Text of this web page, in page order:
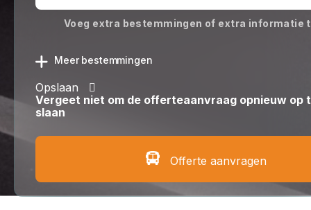
Voeg extra bestemmingen of extra informatie
Meer bestemmingen
Opslaan
Vergeet niet om de offerteaanvraag opnieuw op
slaan
Offerte aanvragen